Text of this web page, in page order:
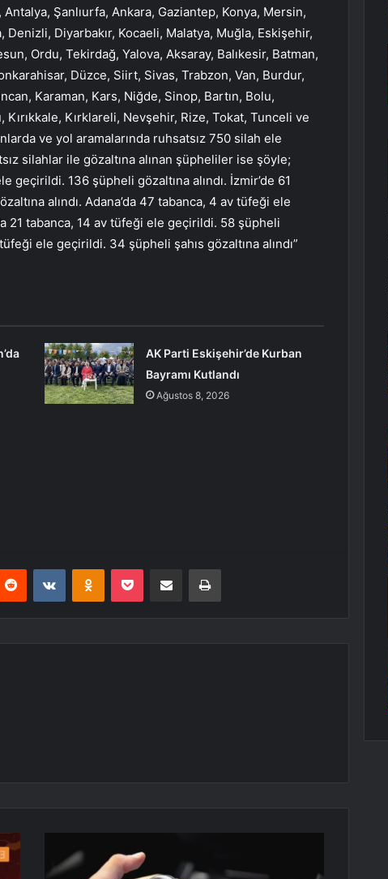
Şanlıurfa, Ankara, Gaziantep, Konya, Mersin,
Denizli, Diyarbakır, Kocaeli, Malatya, Muğla, Eskişehir,
Ordu, Tekirdağ, Yalova, Aksaray, Balıkesir, Batman,
Düzce, Siirt, Sivas, Trabzon, Van, Burdur,
Karaman, Kars, Niğde, Sinop, Bartın, Bolu,
Kırklareli, Nevşehir, Rize, Tokat, Tunceli ve
ve yol aramalarında ruhsatsız 750 silah ele
silahlar ile gözaltına alınan şüpheliler ise şöyle;
geçirildi. 136 şüpheli gözaltına alındı. İzmir’de 61
alındı. Adana’da 47 tabanca, 4 av tüfeği ele
21 tabanca, 14 av tüfeği ele geçirildi. 58 şüpheli
ele geçirildi. 34 şüpheli şahıs gözaltına alındı”
AK Parti Eskişehir’de Kurban
Bayramı Kutlandı
Ağustos 8, 2026
Reddit VKontakteOdnoklassniki
Pocket E-Posta ile paylaş Yazdır